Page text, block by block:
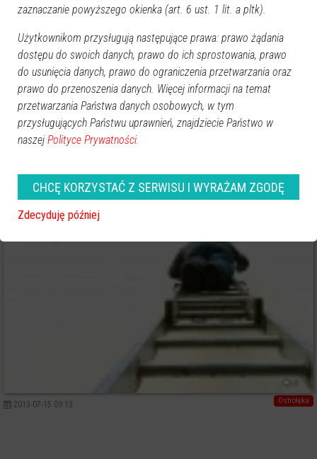
2013-09-26 09:37
ogrodzenie
0
Ostrołęka
2013-07-15 09:13
zaznaczanie powyższego okienka (art. 6 ust. 1 lit. a pltk).
Użytkownikom przysługują następujące prawa: prawo żądania
dostępu do swoich danych, prawo do ich sprostowania, prawo
do usunięcia danych, prawo do ograniczenia przetwarzania oraz
prawo do przenoszenia danych. Więcej informacji na temat
przetwarzania Państwa danych osobowych, w tym
przysługujących Państwu uprawnień, znajdziecie Państwo w
naszej Polityce Prywatności.
CHCĘ KORZYSTAĆ Z SERWISU I WYRAŻAM ZGODĘ
Zdecyduję później